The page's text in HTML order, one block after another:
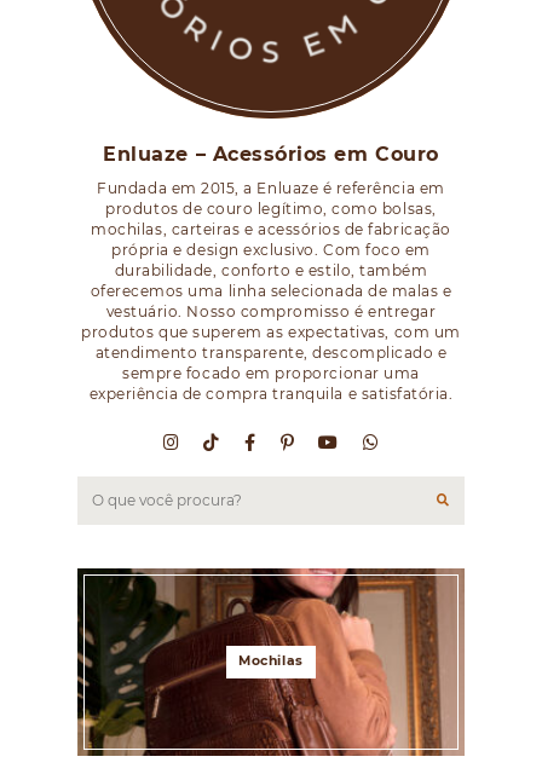
Enluaze – Acessórios em Couro
Fundada em 2015, a Enluaze é referência em
produtos de couro legítimo, como bolsas,
mochilas, carteiras e acessórios de fabricação
própria e design exclusivo. Com foco em
durabilidade, conforto e estilo, também
oferecemos uma linha selecionada de malas e
vestuário. Nosso compromisso é entregar
produtos que superem as expectativas, com um
atendimento transparente, descomplicado e
sempre focado em proporcionar uma
experiência de compra tranquila e satisfatória.
Mochilas